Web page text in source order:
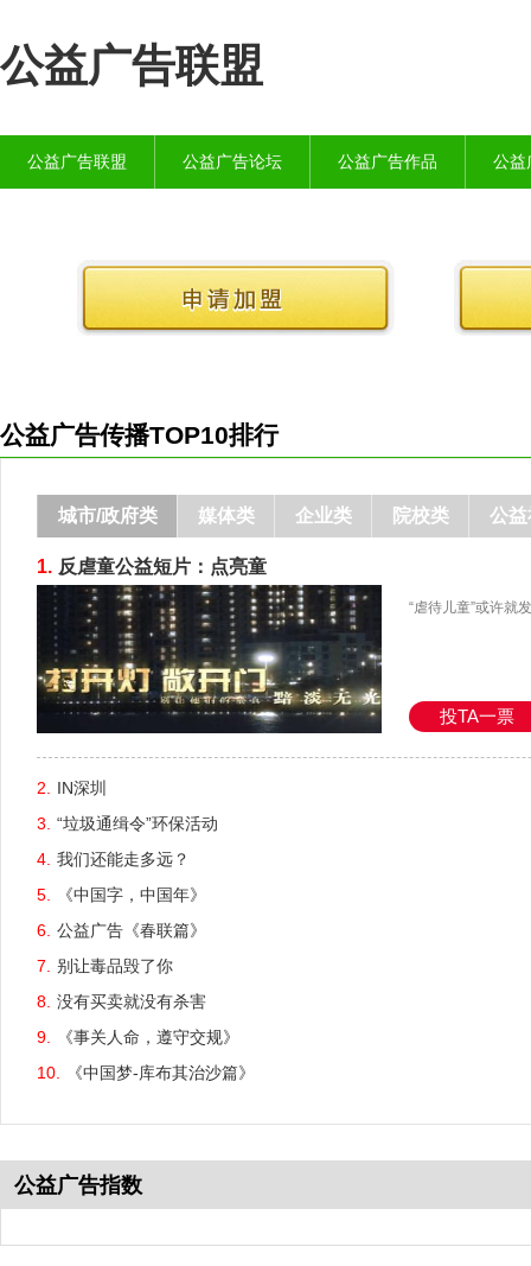
公益广告联盟
公益广告联盟 公益广告论坛 公益广告作品 公益
公益广告传播TOP10排行
城市/政府类 媒体类 企业类 院校类 公
1. 反虐童公益短片：点亮童
“虐待儿童”或许就
投TA一票
2.
IN深圳
3.
“垃圾通缉令”环保活动
4. 我们还能走多远？
5.
《中国字，中国年》
6. 公益广告《春联篇》
7.
别让毒品毁了你
8. 没有买卖就没有杀害
9.
《事关人命，遵守交规》
10.
《中国梦-库布其治沙篇》
1. 春节动容瞬间 - 公益广告
今年央视春节公益
投TA一票
2.
爱是回家过年最重的《行
3.
《父亲的旅程》父爱深沉
4. 传递文明
5.
一步之遥
6. 《父亲的旅程》
7.
央视搞笑公益广告《英雄
8. 《安全座椅之鸡蛋篇》
9.
《感谢不平凡的自己》
10.
《让家成为最有聊的地方
1. 请勿高空抛物
第8届北京国际广
投TA一票
2.
最后的防线
3.
传递孝文化
4. 壹基金 - 蓝色行动
5.
魅族情人节同志议题公益
6. 伊利牛奶公益广告
7.
触目惊心打拐公益短片
8. 让希望，不失望
9.
留下记号 杜绝浪费
10.
跨过脚下的起跑线
1. 沈阳心理研究：《手机墙
此系列广告在戛纳
投TA一票
2.
清新暖心感恩短片《父亲
3.
《我的名字》
1. 别让冷漠成为社会的主旋
现在，冷漠渐渐成
投TA一票
2.
上海外滩惊现“卖火柴的
3.
“变老”的黄晓明
4. 如果你能听到我的声音
5.
微笑公益：微笑银行 社交
6. 地球上最厉害杀手是谁?
7.
红门殇逝
8. 《遗忘电台》
9.
《传》
10.
#恐怖# 真的不能过分摄入
1. 书籍，开启智慧的钥匙！
第8届北京国际广
投TA一票
2.
眼守交规
3.
低碳生活，从身边开始
4. 莫让一生成为一具空壳
5.
予知识之翼 载梦想飞翔
6. 发人深思公益短片《清明
7.
引人思考公益广告《余心
8. 追溯历史文化短片《寻茶
9.
一只瓶子的重生之旅
10.
勤廉一生
公益广告指数